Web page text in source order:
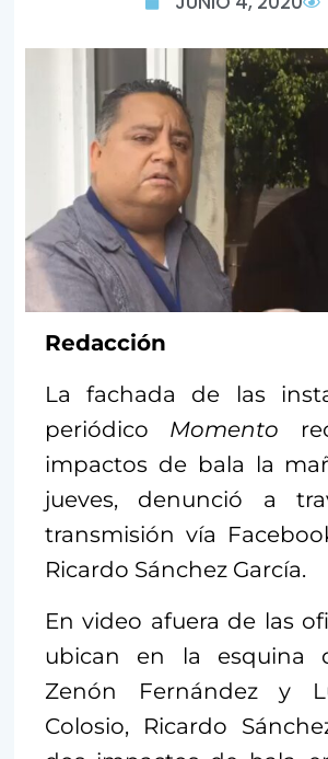
Redacción
La fachada de las
periódico Momento
impactos de bala la
jueves, denunció a
transmisión vía
Ricardo Sánchez García.
En video afuera de las
ubican en la esquina
Zenón Fernández y
Colosio, Ricardo